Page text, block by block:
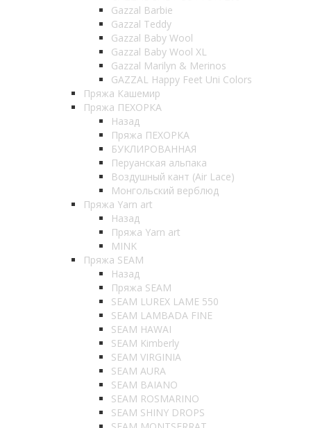
Gazzal Barbie
Gazzal Teddy
Gazzal Baby Wool
Gazzal Baby Wool XL
Gazzal Marilyn & Merinos
GAZZAL Happy Feet Uni Colors
Пряжа Кашемир
Пряжа ПЕХОРКА
Назад
Пряжа ПЕХОРКА
БУКЛИРОВАННАЯ
Перуанская альпака
Воздушный кант (Air Lace)
Монгольский верблюд
Пряжа Yarn art
Назад
Пряжа Yarn art
MINK
Пряжа SEAM
Назад
Пряжа SEAM
SEAM LUREX LAME 550
SEAM LAMBADA FINE
SEAM HAWAI
SEAM Kimberly
SEAM VIRGINIA
SEAM AURA
SEAM BAIANO
SEAM ROSMARINO
SEAM SHINY DROPS